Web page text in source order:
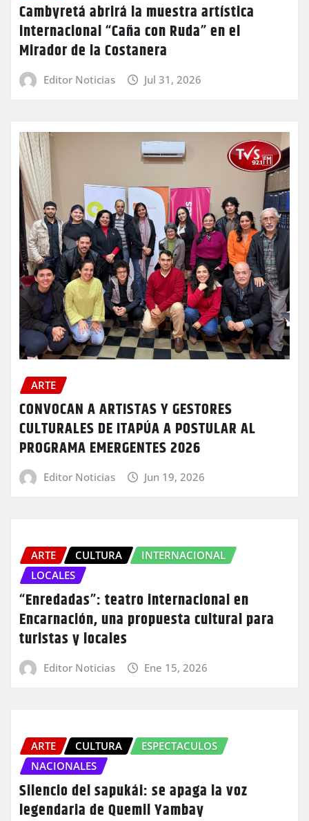
Cambyretá abrirá la muestra artística
internacional “Caña con Ruda” en el
Mirador de la Costanera
Editor Noticias Jul 31, 2026
ARTE
CONVOCAN A ARTISTAS Y GESTORES
CULTURALES DE ITAPÚA A POSTULAR AL
PROGRAMA EMERGENTES 2026
Editor Noticias Jun 19, 2026
ARTE CULTURA
INTERNACIONAL
LOCALES
“Enredadas”: teatro internacional en
Encarnación, una propuesta cultural para
turistas y locales
Editor Noticias Ene 15, 2026
ARTE CULTURA
ESPECTACULOS
NACIONALES
Silencio del sapukái: se apaga la voz
legendaria de Quemil Yambay